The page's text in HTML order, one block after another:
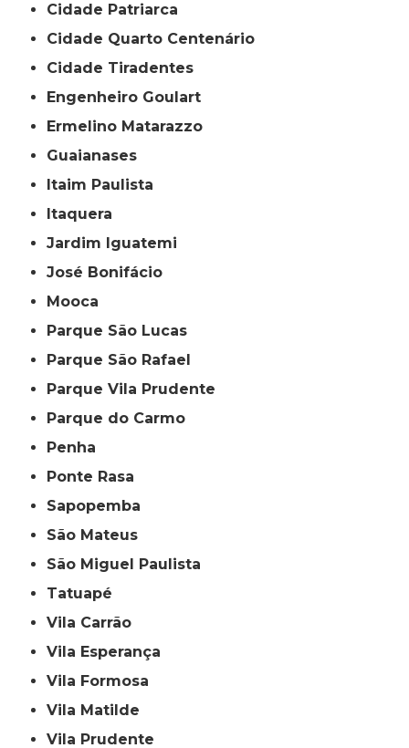
Cidade Patriarca
Cidade Quarto Centenário
Cidade Tiradentes
Engenheiro Goulart
Ermelino Matarazzo
Guaianases
Itaim Paulista
Itaquera
Jardim Iguatemi
José Bonifácio
Mooca
Parque São Lucas
Parque São Rafael
Parque Vila Prudente
Parque do Carmo
Penha
Ponte Rasa
Sapopemba
São Mateus
São Miguel Paulista
Tatuapé
Vila Carrão
Vila Esperança
Vila Formosa
Vila Matilde
Vila Prudente